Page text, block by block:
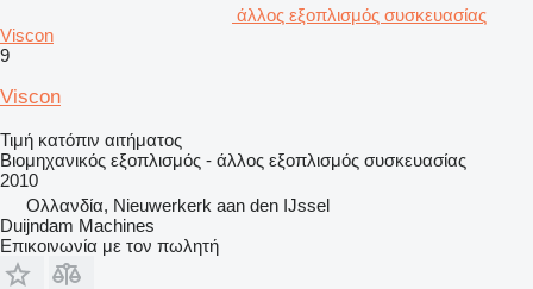
άλλος εξοπλισμός συσκευασίας
Viscon
9
Viscon
Τιμή κατόπιν αιτήματος
Βιομηχανικός εξοπλισμός - άλλος εξοπλισμός συσκευασίας
2010
Ολλανδία, Nieuwerkerk aan den IJssel
Duijndam Machines
Επικοινωνία με τον πωλητή